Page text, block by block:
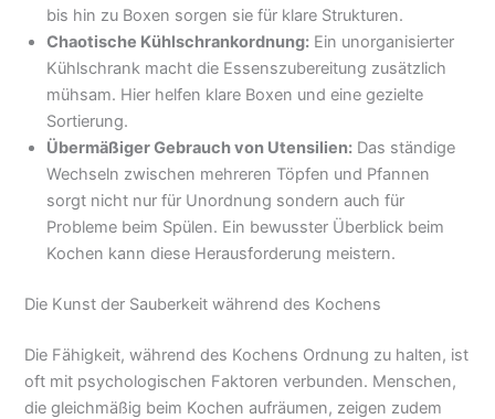
bis hin zu Boxen sorgen sie für klare Strukturen.
Chaotische Kühlschrankordnung: Ein unorganisierter
Kühlschrank macht die Essenszubereitung zusätzlich
mühsam. Hier helfen klare Boxen und eine gezielte
Sortierung.
Übermäßiger Gebrauch von Utensilien: Das ständige
Wechseln zwischen mehreren Töpfen und Pfannen
sorgt nicht nur für Unordnung sondern auch für
Probleme beim Spülen. Ein bewusster Überblick beim
Kochen kann diese Herausforderung meistern.
Die Kunst der Sauberkeit während des Kochens
Die Fähigkeit, während des Kochens Ordnung zu halten, ist
oft mit psychologischen Faktoren verbunden. Menschen,
die gleichmäßig beim Kochen aufräumen, zeigen zudem